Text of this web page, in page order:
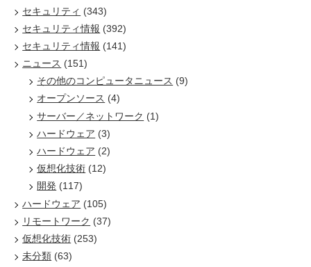
セキュリティ (343)
セキュリティ情報 (392)
セキュリティ情報 (141)
ニュース (151)
その他のコンピュータニュース (9)
オープンソース (4)
サーバー／ネットワーク (1)
ハードウェア (3)
ハードウェア (2)
仮想化技術 (12)
開発 (117)
ハードウェア (105)
リモートワーク (37)
仮想化技術 (253)
未分類 (63)